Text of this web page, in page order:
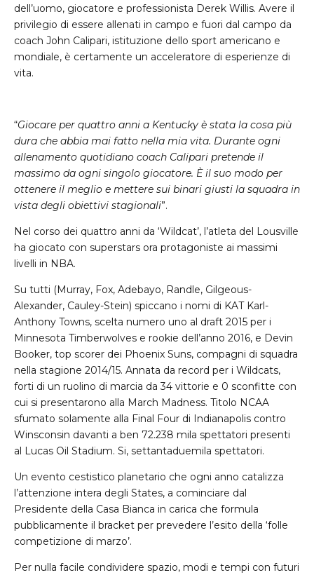
dell’uomo, giocatore e professionista Derek Willis. Avere il
privilegio di essere allenati in campo e fuori dal campo da
coach John Calipari, istituzione dello sport americano e
mondiale, è certamente un acceleratore di esperienze di
vita.
“Giocare per quattro anni a Kentucky è stata la cosa più
dura che abbia mai fatto nella mia vita. Durante ogni
allenamento quotidiano coach Calipari pretende il
massimo da ogni singolo giocatore. È il suo modo per
ottenere il meglio e mettere sui binari giusti la squadra in
vista degli obiettivi stagionali”.
Nel corso dei quattro anni da ‘Wildcat’, l’atleta del Lousville
ha giocato con superstars ora protagoniste ai massimi
livelli in NBA.
Su tutti (Murray, Fox, Adebayo, Randle, Gilgeous-
Alexander, Cauley-Stein) spiccano i nomi di KAT Karl-
Anthony Towns, scelta numero uno al draft 2015 per i
Minnesota Timberwolves e rookie dell’anno 2016, e Devin
Booker, top scorer dei Phoenix Suns, compagni di squadra
nella stagione 2014/15. Annata da record per i Wildcats,
forti di un ruolino di marcia da 34 vittorie e 0 sconfitte con
cui si presentarono alla March Madness. Titolo NCAA
sfumato solamente alla Final Four di Indianapolis contro
Winsconsin davanti a ben 72.238 mila spettatori presenti
al Lucas Oil Stadium. Si, settantaduemila spettatori.
Un evento cestistico planetario che ogni anno catalizza
l’attenzione intera degli States, a cominciare dal
Presidente della Casa Bianca in carica che formula
pubblicamente il bracket per prevedere l’esito della ‘folle
competizione di marzo’.
Per nulla facile condividere spazio, modi e tempi con futuri